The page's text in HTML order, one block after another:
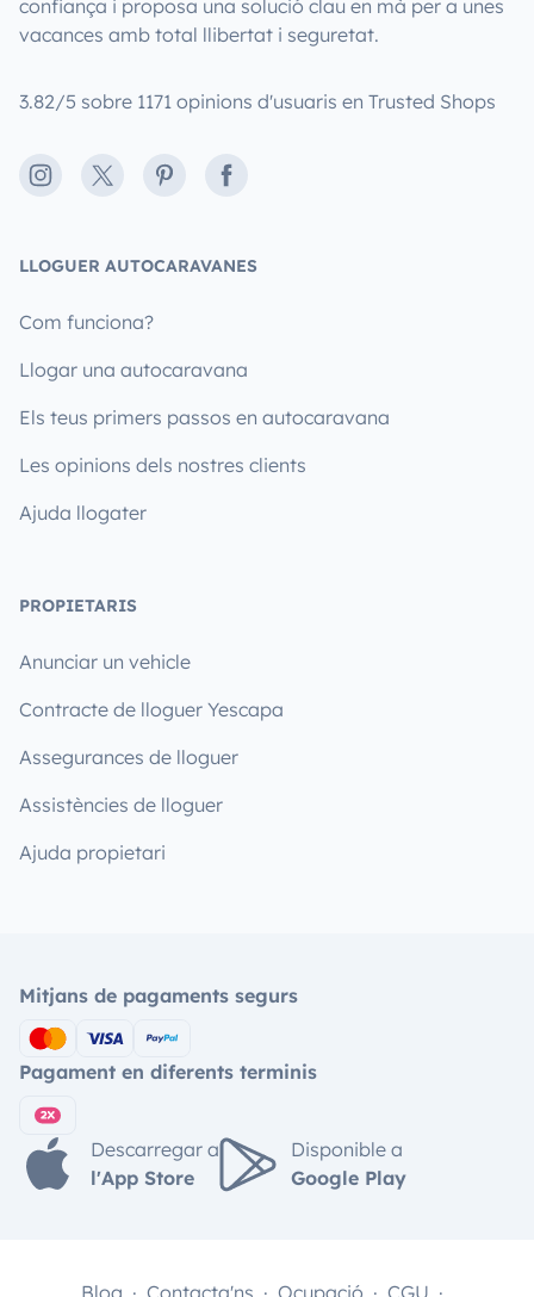
confiança i proposa una solució clau en mà per a unes
vacances amb total llibertat i seguretat.
3.82/5 sobre 1171 opinions d'usuaris en Trusted Shops
Instagram
X PinterestFacebook
LLOGUER AUTOCARAVANES
Com funciona?
Llogar una autocaravana
Els teus primers passos en autocaravana
Les opinions dels nostres clients
Ajuda llogater
PROPIETARIS
Anunciar un vehicle
Contracte de lloguer Yescapa
Assegurances de lloguer
Assistències de lloguer
Ajuda propietari
Mitjans de pagaments segurs
Pagament en diferents terminis
Descarregar a
l'App Store
Disponible a
Google Play